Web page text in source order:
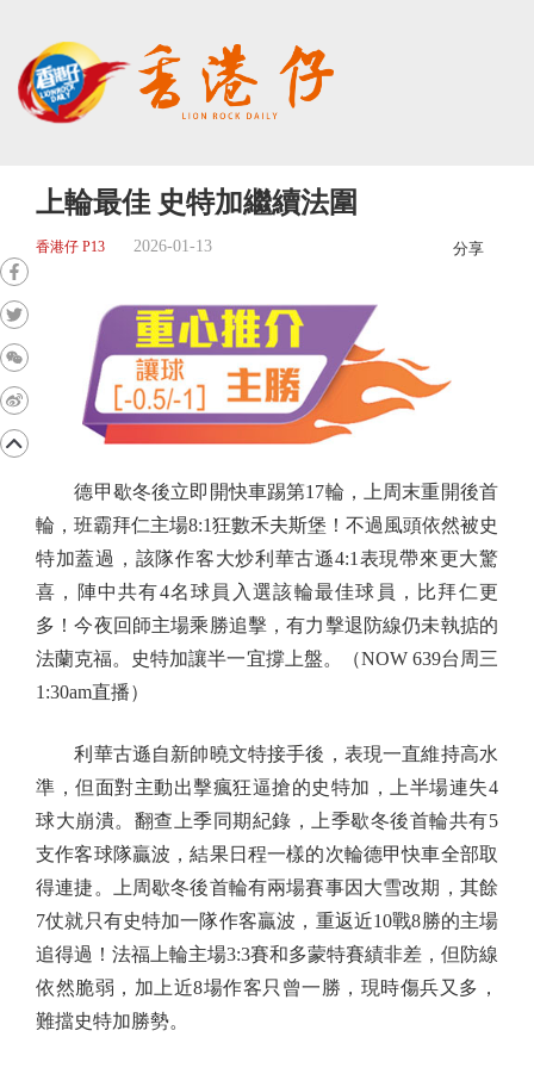
上輪最佳 史特加繼續法圍
香港仔 P13 2026-01-13 分享
德甲歇冬後立即開快車踢第17輪，上周末重開後首
輪，班霸拜仁主場8:1狂數禾夫斯堡！不過風頭依然被史
特加蓋過，該隊作客大炒利華古遜4:1表現帶來更大驚
喜，陣中共有4名球員入選該輪最佳球員，比拜仁更
多！今夜回師主場乘勝追擊，有力擊退防線仍未執掂的
法蘭克福。史特加讓半一宜撐上盤。（NOW 639台周三
1:30am直播）
利華古遜自新帥曉文特接手後，表現一直維持高水
準，但面對主動出擊瘋狂逼搶的史特加，上半場連失4
球大崩潰。翻查上季同期紀錄，上季歇冬後首輪共有5
支作客球隊贏波，結果日程一樣的次輪德甲快車全部取
得連捷。上周歇冬後首輪有兩場賽事因大雪改期，其餘
7仗就只有史特加一隊作客贏波，重返近10戰8勝的主場
追得過！法福上輪主場3:3賽和多蒙特賽績非差，但防線
依然脆弱，加上近8場作客只曾一勝，現時傷兵又多，
難擋史特加勝勢。